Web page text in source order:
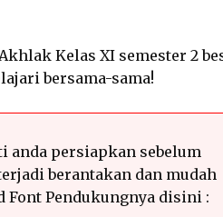
Kelas XI semester 2
bersama-sama!
anda persiapkan sebelum
berantakan dan mudah
Font Pendukungnya disini :